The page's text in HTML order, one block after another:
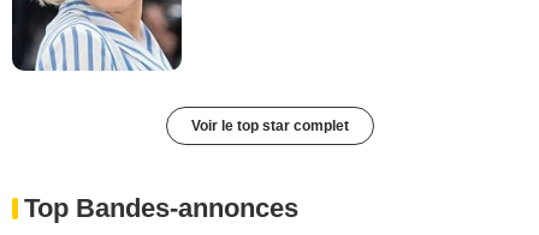
Voir le top star complet
Top Bandes-annonces